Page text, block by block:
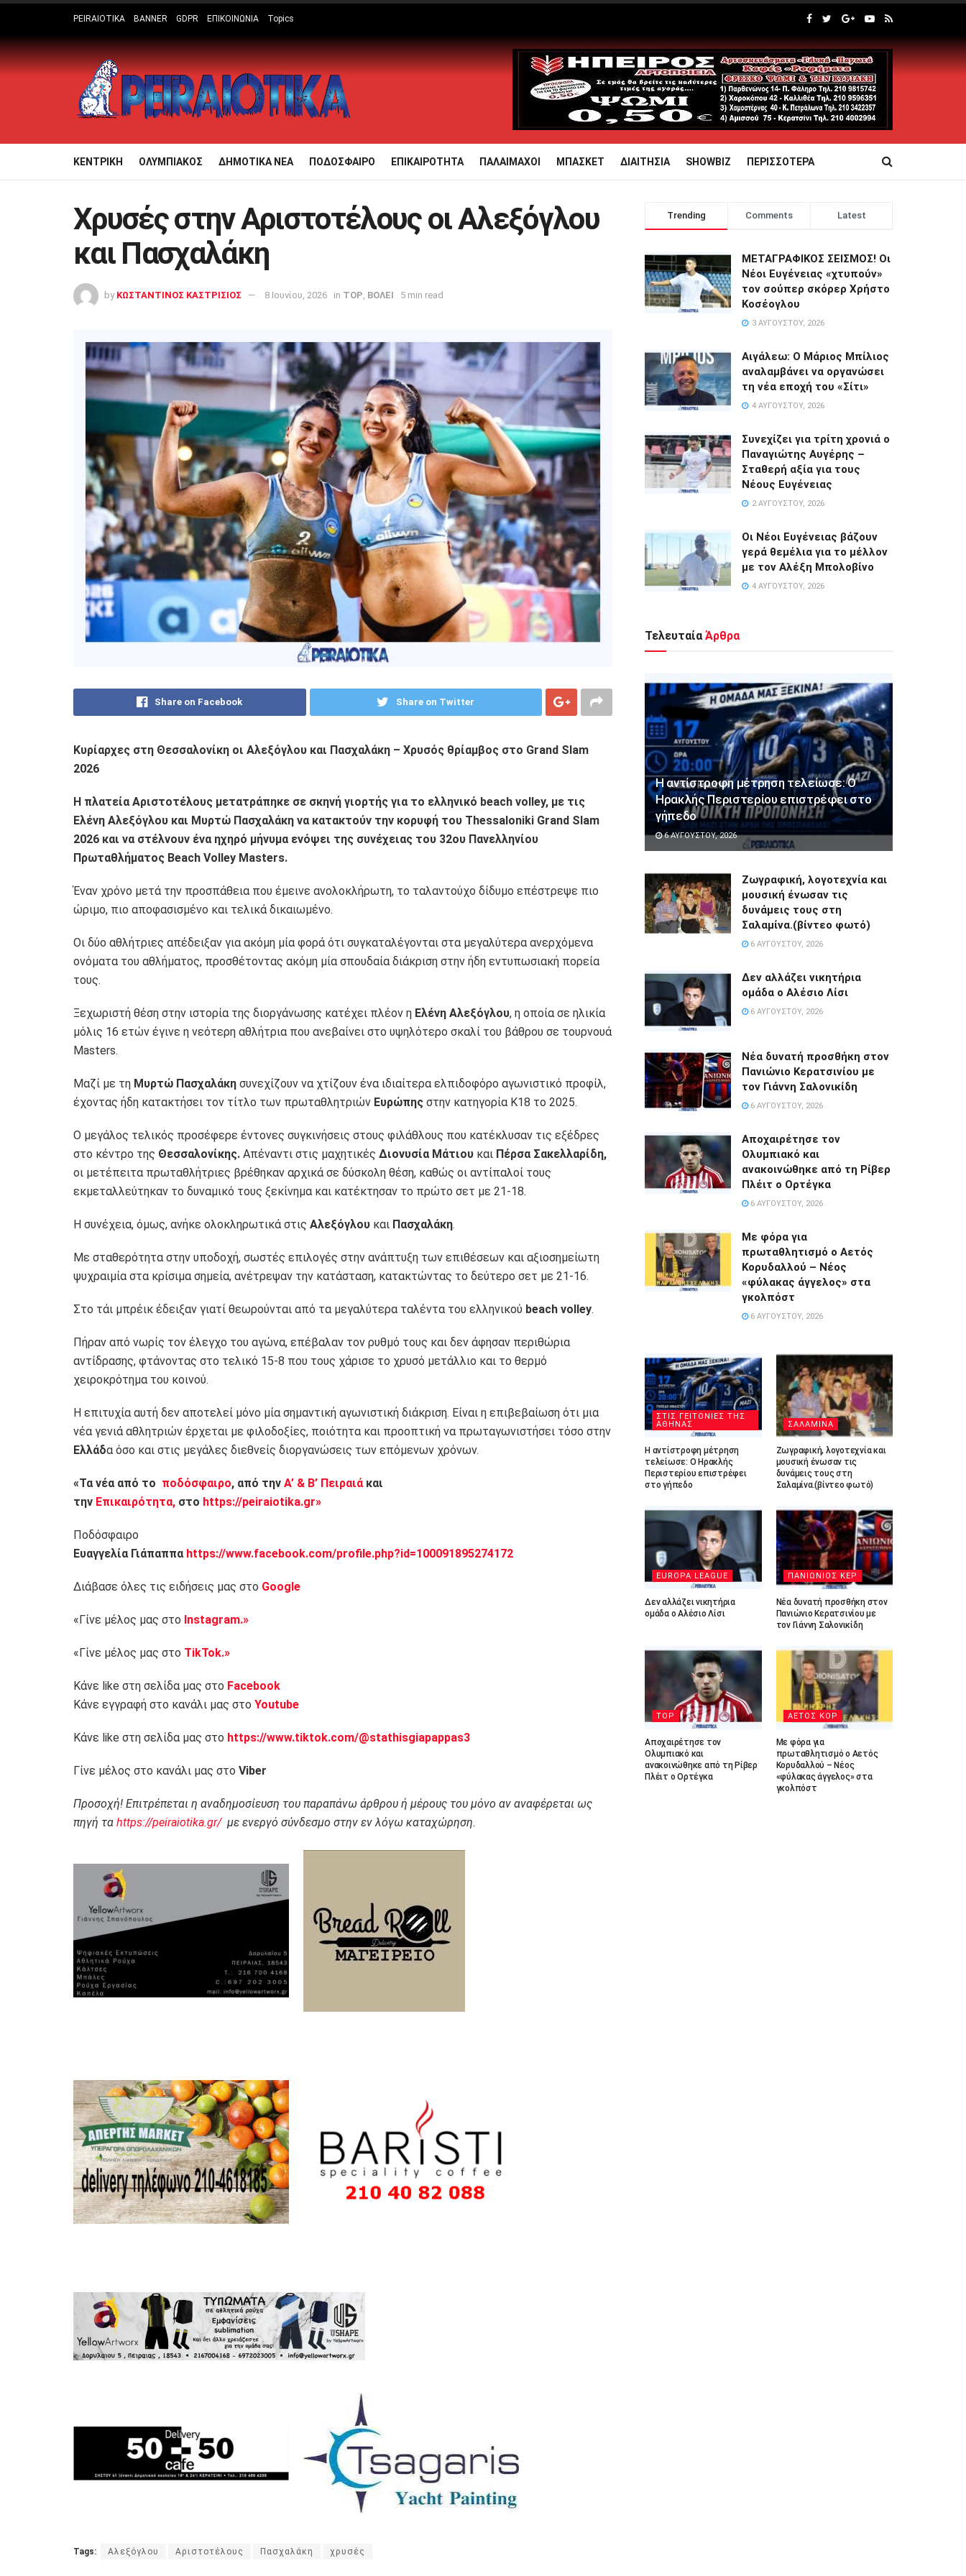
PEIRAIOTIKA BANNER GDPR ΕΠΙΚΟΙΝΩΝΙΑ Topics
ΚΕΝΤΡΙΚΗ ΟΛΥΜΠΙΑΚΟΣ ΔΗΜΟΤΙΚΑ ΝΕΑ ΠΟΔΟΣΦΑΙΡΟ ΕΠΙΚΑΙΡΟΤΗΤΑ ΠΑΛΑΙΜΑΧΟΙ ΜΠΑΣΚΕΤ ΔΙΑΙΤΗΣΙΑ SHOWBIZ ΠΕΡΙΣΣΟΤΕΡΑ
Χρυσές στην Αριστοτέλους οι Αλεξόγλου
και Πασχαλάκη
by ΚΩΣΤΑΝΤΙΝΟΣ ΚΑΣΤΡΙΣΙΟΣ 8 Ιουνίου, 2026 in TOP ΒΟΛΕΙ 5 min read
Share on Facebook Share on Twitter
Κυρίαρχες στη Θεσσαλονίκη οι Αλεξόγλου και Πασχαλάκη – Χρυσός θρίαμβος στο Grand Slam
2026
Η πλατεία Αριστοτέλους μετατράπηκε σε σκηνή γιορτής για το ελληνικό beach volley, με τις
Ελένη Αλεξόγλου και Μυρτώ Πασχαλάκη να κατακτούν την κορυφή του Thessaloniki Grand Slam
2026 και να στέλνουν ένα ηχηρό μήνυμα ενόψει της συνέχειας του 32ου Πανελληνίου
Πρωταθλήματος Beach Volley Masters.
Έναν χρόνο μετά την προσπάθεια που έμεινε ανολοκλήρωτη, το ταλαντούχο δίδυμο επέστρεψε πιο
ώριμο, πιο αποφασισμένο και τελικά δικαιωμένο.
Οι δύο αθλήτριες απέδειξαν για ακόμη μία φορά ότι συγκαταλέγονται στα μεγαλύτερα ανερχόμενα
ονόματα του αθλήματος, προσθέτοντας ακόμη μία σπουδαία διάκριση στην ήδη εντυπωσιακή πορεία
τους.
Ξεχωριστή θέση στην ιστορία της διοργάνωσης κατέχει πλέον η Ελένη Αλεξόγλου, η οποία σε ηλικία
μόλις 16 ετών έγινε η νεότερη αθλήτρια που ανεβαίνει στο υψηλότερο σκαλί του βάθρου σε τουρνουά
Masters.
Μαζί με τη Μυρτώ Πασχαλάκη συνεχίζουν να χτίζουν ένα ιδιαίτερα ελπιδοφόρο αγωνιστικό προφίλ,
έχοντας ήδη κατακτήσει τον τίτλο των πρωταθλητριών Ευρώπης στην κατηγορία Κ18 το 2025.
Ο μεγάλος τελικός προσέφερε έντονες συγκινήσεις στους φιλάθλους που κατέκλυσαν τις εξέδρες
στο κέντρο της Θεσσαλονίκης. Απέναντι στις μαχητικές Διονυσία Μάτιου και Πέρσα Σακελλαρίδη,
οι μετέπειτα πρωταθλήτριες βρέθηκαν αρχικά σε δύσκολη θέση, καθώς οι αντίπαλοί τους
εκμεταλλεύτηκαν το δυναμικό τους ξεκίνημα και κατέκτησαν το πρώτο σετ με 21-18.
Η συνέχεια, όμως, ανήκε ολοκληρωτικά στις Αλεξόγλου και Πασχαλάκη.
Με σταθερότητα στην υποδοχή, σωστές επιλογές στην ανάπτυξη των επιθέσεων και αξιοσημείωτη
ψυχραιμία στα κρίσιμα σημεία, ανέτρεψαν την κατάσταση, κατακτώντας το δεύτερο σετ με 21-16.
Στο τάι μπρέικ έδειξαν γιατί θεωρούνται από τα μεγαλύτερα ταλέντα του ελληνικού beach volley.
Πήραν από νωρίς τον έλεγχο του αγώνα, επέβαλαν τον ρυθμό τους και δεν άφησαν περιθώρια
αντίδρασης, φτάνοντας στο τελικό 15-8 που τους χάρισε το χρυσό μετάλλιο και το θερμό
χειροκρότημα του κοινού.
Η επιτυχία αυτή δεν αποτελεί μόνο μία σημαντική αγωνιστική διάκριση. Είναι η επιβεβαίωση ότι μια
νέα γενιά αθλητριών έρχεται με φιλοδοξίες, ποιότητα και προοπτική να πρωταγωνιστήσει τόσο στην
Ελλάδα όσο και στις μεγάλες διεθνείς διοργανώσεις των επόμενων χρόνων.
«Τα νέα από το ποδόσφαιρο, από την Α’ & Β’ Πειραιά και
την Επικαιρότητα, στο https://peiraiotika.gr»
Ποδόσφαιρο
Ευαγγελία Γιάπαππα https://www.facebook.com/profile.php?id=100091895274172
Διάβασε όλες τις ειδήσεις μας στο Google
«Γίνε μέλος μας στο Instagram.»
«Γίνε μέλος μας στο TikTok.»
Κάνε like στη σελίδα μας στο Facebook
Κάνε εγγραφή στο κανάλι μας στο Youtube
Κάνε like στη σελίδα μας στο https://www.tiktok.com/@stathisgiapappas3
Γίνε μέλος στο κανάλι μας στο Viber
Προσοχή! Επιτρέπεται η αναδημοσίευση του παραπάνω άρθρου ή μέρους του μόνο αν αναφέρεται ως
πηγή τα https://peiraiotika.gr/με ενεργό σύνδεσμο στην εν λόγω καταχώρηση.
Tags: Αλεξόγλου Αριστοτέλους Πασχαλάκη χρυσές
Trending Comments Latest
ΜΕΤΑΓΡΑΦΙΚΟΣ ΣΕΙΣΜΟΣ! Οι
Νέοι Ευγένειας «χτυπούν»
τον σούπερ σκόρερ Χρήστο
Κοσέογλου
3 ΑΥΓΟΎΣΤΟΥ, 2026
Αιγάλεω: Ο Μάριος Μπίλιος
αναλαμβάνει να οργανώσει
τη νέα εποχή του «Σίτι»
4 ΑΥΓΟΎΣΤΟΥ, 2026
Συνεχίζει για τρίτη χρονιά ο
Παναγιώτης Αυγέρης –
Σταθερή αξία για τους
Νέους Ευγένειας
2 ΑΥΓΟΎΣΤΟΥ, 2026
Οι Νέοι Ευγένειας βάζουν
γερά θεμέλια για το μέλλον
με τον Αλέξη Μπολοβίνο
4 ΑΥΓΟΎΣΤΟΥ, 2026
Τελευταία Άρθρα
Η αντίστροφη μέτρηση τελείωσε: Ο
Ηρακλής Περιστερίου επιστρέφει στο
γήπεδο
6 ΑΥΓΟΎΣΤΟΥ, 2026
Ζωγραφική, λογοτεχνία και
μουσική ένωσαν τις
δυνάμεις τους στη
Σαλαμίνα.(βίντεο φωτό)
6 ΑΥΓΟΎΣΤΟΥ, 2026
Δεν αλλάζει νικητήρια
ομάδα ο Αλέσιο Λίσι
6 ΑΥΓΟΎΣΤΟΥ, 2026
Νέα δυνατή προσθήκη στον
Πανιώνιο Κερατσινίου με
τον Γιάννη Σαλονικίδη
6 ΑΥΓΟΎΣΤΟΥ, 2026
Αποχαιρέτησε τον
Ολυμπιακό και
ανακοινώθηκε από τη Ρίβερ
Πλέιτ ο Ορτέγκα
6 ΑΥΓΟΎΣΤΟΥ, 2026
Με φόρα για
πρωταθλητισμό ο Αετός
Κορυδαλλού – Νέος
«φύλακας άγγελος» στα
γκολπόστ
6 ΑΥΓΟΎΣΤΟΥ, 2026
ΣΤΙΣ ΓΕΙΤΟΝΙΕΣ ΤΗΣ
ΑΘΗΝΑΣ
Η αντίστροφη μέτρηση
τελείωσε: Ο Ηρακλής
Περιστερίου επιστρέφει
στο γήπεδο
ΣΑΛΑΜΙΝΑ
Ζωγραφική, λογοτεχνία και
μουσική ένωσαν τις
δυνάμεις τους στη
Σαλαμίνα.(βίντεο φωτό)
EUROPA LEAGUE
Δεν αλλάζει νικητήρια
ομάδα ο Αλέσιο Λίσι
ΠΑΝΙΩΝΙΟΣ ΚΕΡ
Νέα δυνατή προσθήκη στον
Πανιώνιο Κερατσινίου με
τον Γιάννη Σαλονικίδη
TOP
Αποχαιρέτησε τον
Ολυμπιακό και
ανακοινώθηκε από τη Ρίβερ
Πλέιτ ο Ορτέγκα
ΑΕΤΟΣ ΚΟΡ
Με φόρα για
πρωταθλητισμό ο Αετός
Κορυδαλλού – Νέος
«φύλακας άγγελος» στα
γκολπόστ